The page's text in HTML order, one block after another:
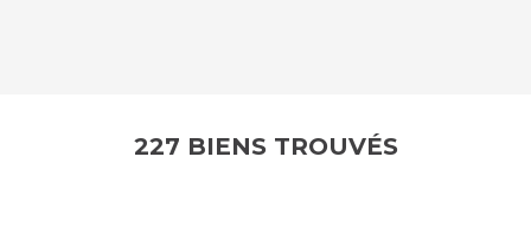
227 BIENS TROUVÉS